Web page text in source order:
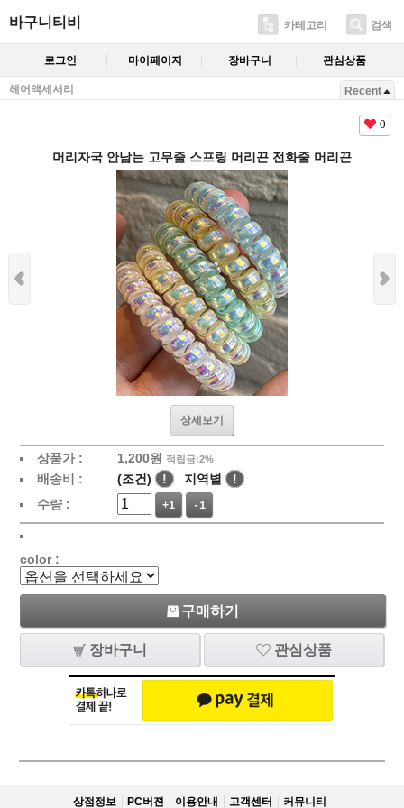
바구니티비 카테고리 검색
로그인 마이페이지 장바구니 관심상품
헤어액세서리 Recent
0
머리자국 안남는 고무줄 스프링 머리끈 전화줄 머리끈
상세보기
상품가 : 1,200원 적립금:2%
배송비 : (조건) ! 지역별
!
수량 :
+1 -1
color :
구매하기
장바구니 관심상품
상점정보 PC버젼 이용안내 고객센터 커뮤니티